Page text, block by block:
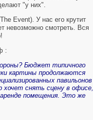
"у них".
Event). У нас его крутит
невозможно смотреть. Вся
:
Бюджет типичного
картины продолжаются
павильонов
хочет снять сцену в офисе,
помещения. Это же